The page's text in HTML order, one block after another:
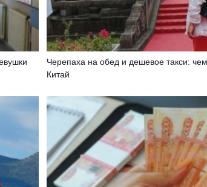
Черепаха на обед и дешевое такси:
Китай